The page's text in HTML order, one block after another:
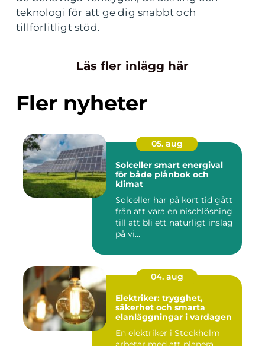
teknologi för att ge dig snabbt och
tillförlitligt stöd.
Läs fler inlägg här
Fler nyheter
05. aug
Solceller smart energival
för både plånbok och
klimat
Solceller har på kort tid gått
från att vara en nischlösning
till att bli ett naturligt inslag
på vi...
04. aug
Elektriker: trygghet,
säkerhet och smarta
elanläggningar i vardagen
En elektriker i Stockholm